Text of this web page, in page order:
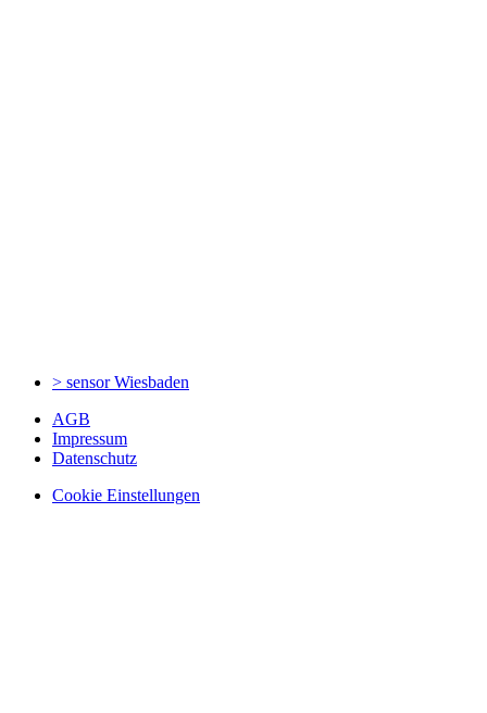
> sensorWiesbaden
AGB
Impressum
Datenschutz
Cookie Einstellungen